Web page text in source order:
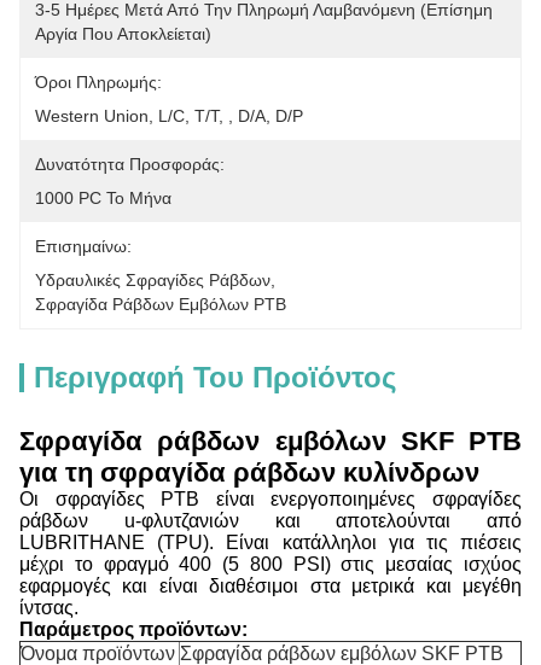
3-5 Ημέρες Μετά Από Την Πληρωμή Λαμβανόμενη (επίσημη
Αργία Που Αποκλείεται)
Όροι Πληρωμής:
Western Union, L/C, T/T, , D/A, D/P
Δυνατότητα Προσφοράς:
1000 PC Το Μήνα
Επισημαίνω:
Υδραυλικές Σφραγίδες Ράβδων
Σφραγίδα Ράβδων Εμβόλων PTB
Περιγραφή Του Προϊόντος
Σφραγίδα ράβδων εμβόλων SKF PTB
για τη σφραγίδα ράβδων κυλίνδρων
Οι σφραγίδες PTB είναι ενεργοποιημένες σφραγίδες
ράβδων u-φλυτζανιών και αποτελούνται από
LUBRITHANE (TPU). Είναι κατάλληλοι για τις πιέσεις
μέχρι το φραγμό 400 (5 800 PSI) στις μεσαίας ισχύος
εφαρμογές και είναι διαθέσιμοι στα μετρικά και μεγέθη
ίντσας.
Παράμετρος προϊόντων:
Όνομα προϊόντων Σφραγίδα ράβδων εμβόλων SKF PTB